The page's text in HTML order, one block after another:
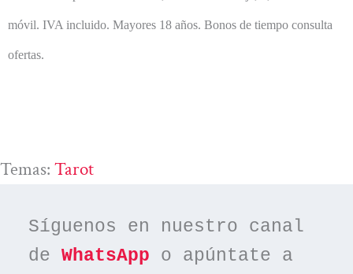
móvil. IVA incluido. Mayores 18 años. Bonos de tiempo consulta
ofertas.
Temas: Tarot
Síguenos en nuestro canal
de WhatsApp o apúntate a